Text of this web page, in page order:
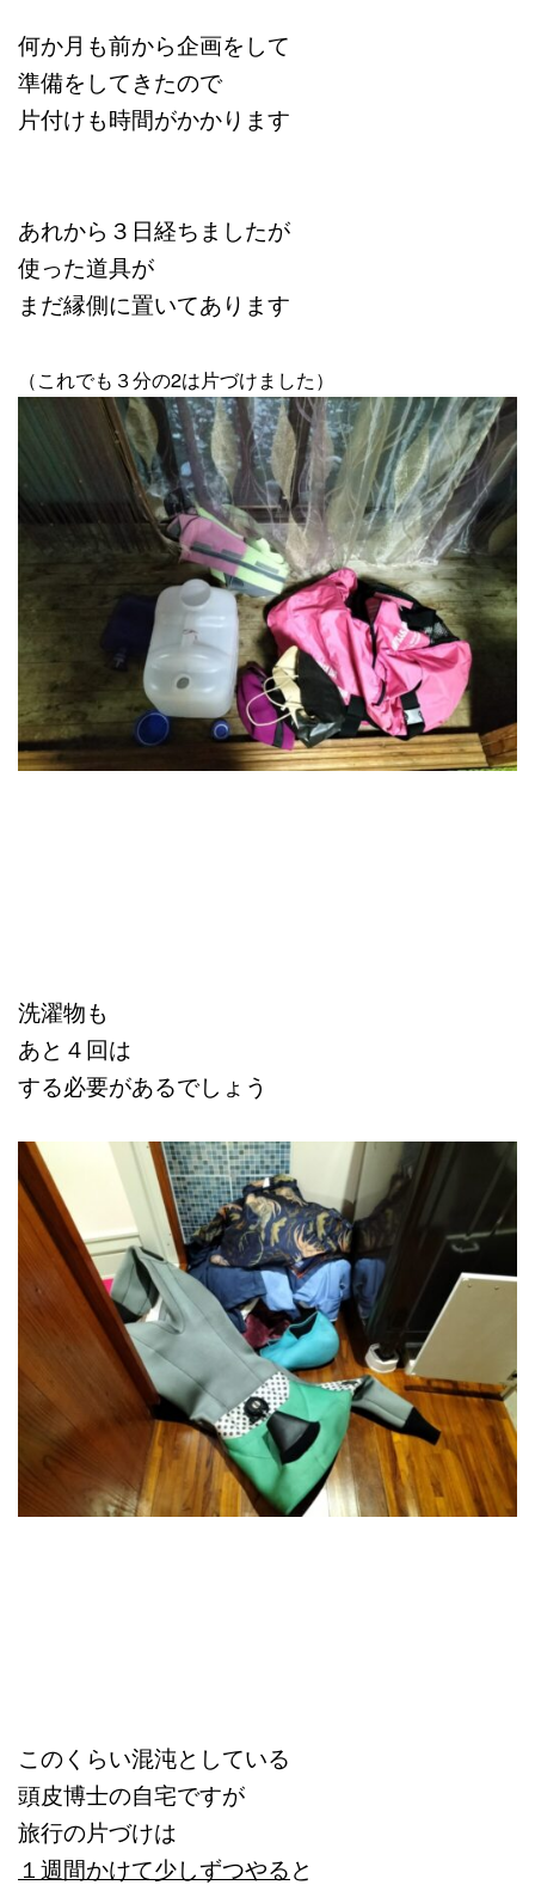
何か月も前から企画をして
準備をしてきたので
片付けも時間がかかります
あれから３日経ちましたが
使った道具が
まだ縁側に置いてあります
（これでも３分の2は片づけました）
洗濯物も
あと４回は
する必要があるでしょう
このくらい混沌としている
頭皮博士の自宅ですが
旅行の片づけは
１週間かけて少しずつやると